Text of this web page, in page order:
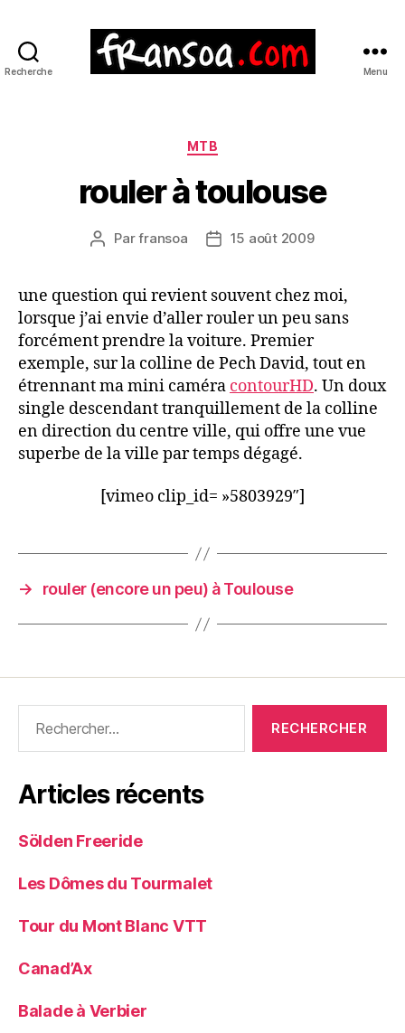
Recherche Menu
Catégories
MTB
rouler à toulouse
Auteur
Parfransoa
Date15 août 2009
une question qui revient souvent chez moi,
lorsque j’ai envie d’aller rouler un peu sans
forcément prendre la voiture. Premier
exemple, sur la colline de Pech David, tout en
étrennant ma mini caméra contourHD. Un doux
single descendant tranquillement de la colline
en direction du centre ville, qui offre une vue
superbe de la ville par temps dégagé.
[vimeo clip_id= »5803929″]
→ rouler (encore un peu) à Toulouse
Articles récents
Sölden Freeride
Les Dômes du Tourmalet
Tour du Mont Blanc VTT
Canad’Ax
Balade à Verbier